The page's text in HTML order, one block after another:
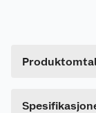
Offisielt
Dette
Lengde